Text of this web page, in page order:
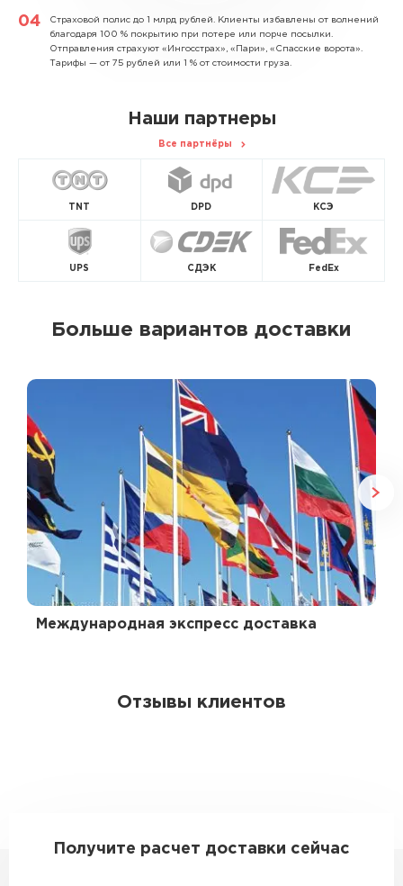
Страховой полис до 1 млрд рублей. Клиенты избавлены от волнений
благодаря 100 % покрытию при потере или порче посылки.
Отправления страхуют «Ингосстрах», «Пари», «Спасские ворота».
Тарифы — от 75 рублей или 1 % от стоимости груза.
Наши партнеры
Все партнёры
TNT DPD КСЭ
UPS СДЭК FedEx
Больше вариантов доставки
Международная экспресс доставка
Отзывы клиентов
Получите расчет доставки сейчас